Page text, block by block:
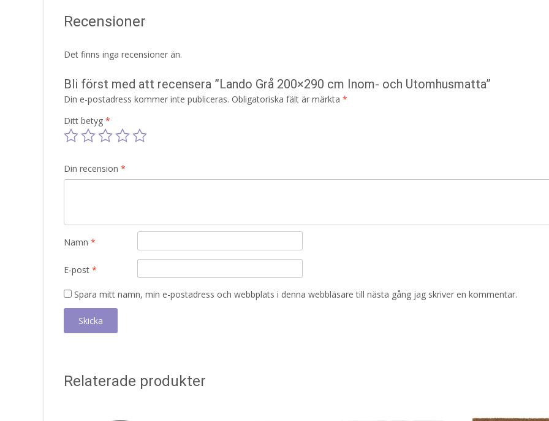
Recensioner
Det finns inga recensioner än.
Bli först med att recensera ”Lando Grå 200×290 cm Inom- och Utomhusmatta”
Din e-postadress kommer inte publiceras. Obligatoriska fält är märkta *
Ditt betyg *
Din recension *
Namn *
E-post *
Spara mitt namn, min e-postadress och webbplats i denna webbläsare till nästa gång jag skriver en kommentar.
Relaterade produkter